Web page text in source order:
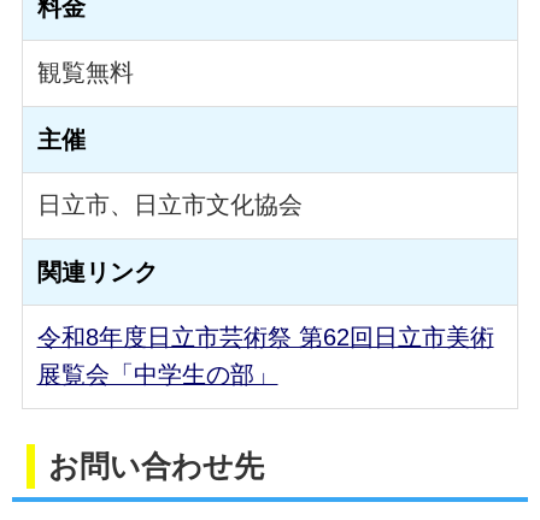
料金
観覧無料
主催
日立市、日立市文化協会
関連リンク
令和8年度日立市芸術祭 第62回日立市美術
展覧会「中学生の部」
お問い合わせ先